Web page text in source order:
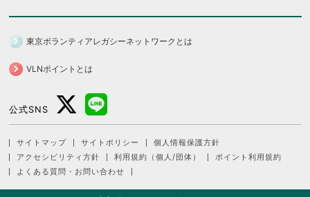
東京ボランティアレガシーネットワークとは
VLNポイントとは
公式SNS
サイトマップ サイトポリシー
個人情報保護方針
アクセシビリティ方針
利用規約（個人/団体）
ポイント利用規約
よくある質問・お問い合わせ